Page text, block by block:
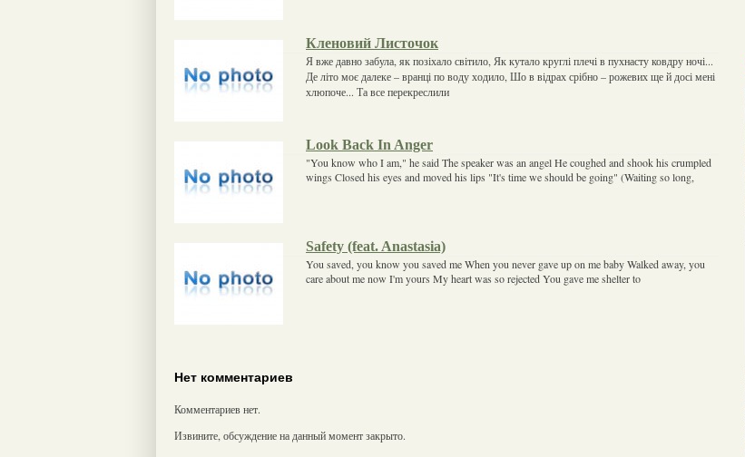
Кленовий Листочок
Я вже давно забула, як позіхало світило, Як кутало круглі плечі в пухнасту ковдру ночі...
Де літо моє далеке – вранці по воду ходило, Шо в відрах срібно – рожевих ще й досі мені
хлюпоче... Та все перекреслили
Look Back In Anger
"You know who I am," he said The speaker was an angel He coughed and shook his crumpled
wings Closed his eyes and moved his lips "It's time we should be going" (Waiting so long,
Safety (feat. Anastasia)
You saved, you know you saved me When you never gave up on me baby Walked away, you
care about me now I'm yours My heart was so rejected You gave me shelter to
Нет комментариев
Комментариев нет.
Извините, обсуждение на данный момент закрыто.